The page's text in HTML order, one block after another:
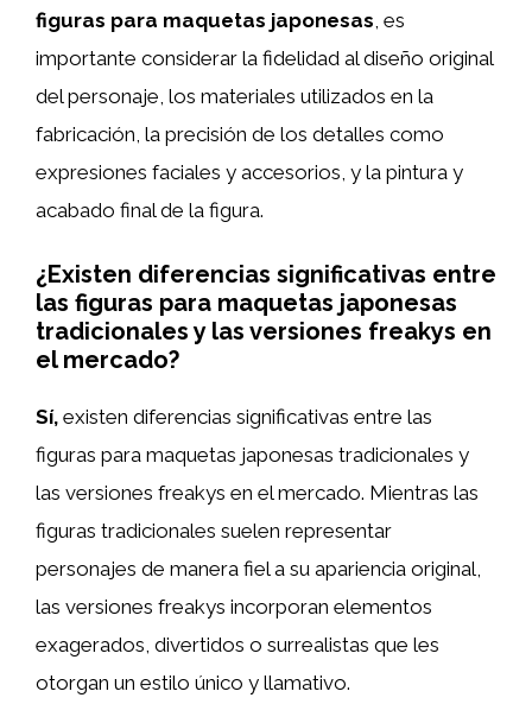
figuras para maquetas japonesas, es
importante considerar la fidelidad al diseño original
del personaje, los materiales utilizados en la
fabricación, la precisión de los detalles como
expresiones faciales y accesorios, y la pintura y
acabado final de la figura.
¿Existen diferencias significativas entre
las figuras para maquetas japonesas
tradicionales y las versiones freakys en
el mercado?
Sí, existen diferencias significativas entre las
figuras para maquetas japonesas tradicionales y
las versiones freakys en el mercado. Mientras las
figuras tradicionales suelen representar
personajes de manera fiel a su apariencia original,
las versiones freakys incorporan elementos
exagerados, divertidos o surrealistas que les
otorgan un estilo único y llamativo.